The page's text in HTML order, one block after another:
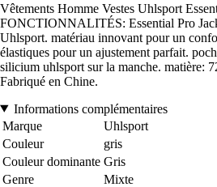
Vêtements Homme Vestes Uhlsport
FONCTIONNALITÉS: Essential Pro
Uhlsport. matériau innovant pour un
élastiques pour un ajustement parfait.
silicium uhlsport sur la manche. matière:
Fabriqué en Chine.
Informations complémentaires
Marque
Uhlsport
Couleur
gris
Couleur dominante Gris
Genre
Mixte